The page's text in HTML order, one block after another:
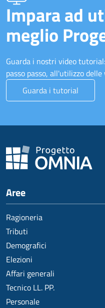
Impara ad
meglio
Guarda i nostri video
passo passo, all'utilizzo
Guarda i tutorial
Aree
Ragioneria
Tributi
Demografici
Elezioni
Affari generali
Tecnico LL. PP.
Personale